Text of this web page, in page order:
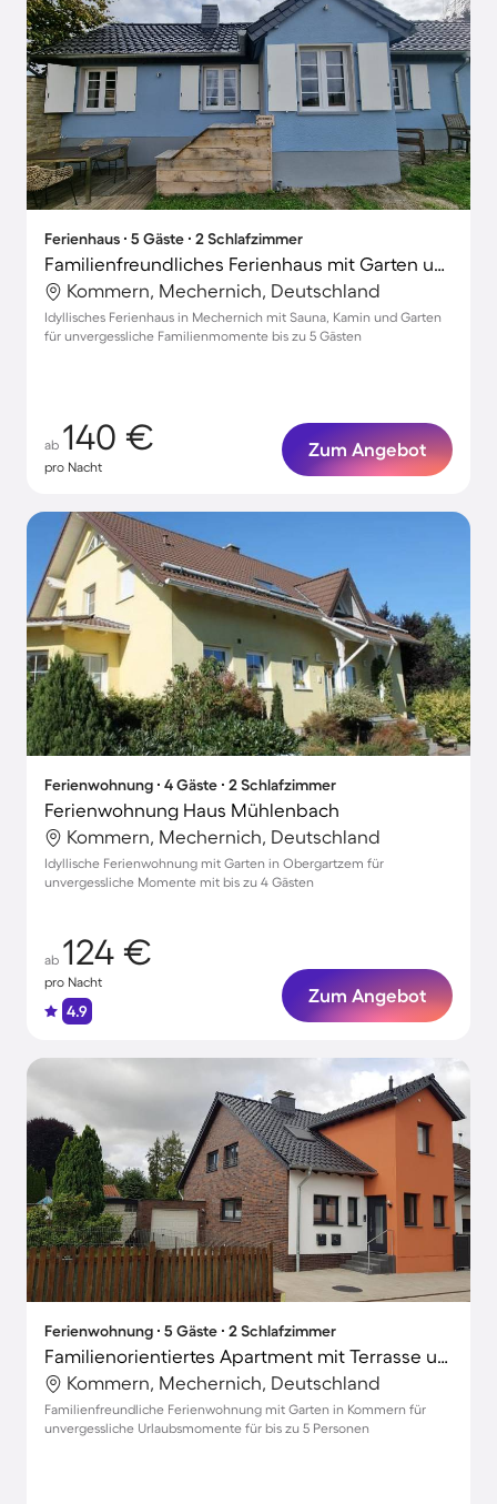
Ferienhaus ∙ 5 Gäste ∙ 2 Schlafzimmer
Familienfreundliches Ferienhaus mit Garten und Sauna | Panoramablick
Kommern, Mechernich, Deutschland
Idyllisches Ferienhaus in Mechernich mit Sauna, Kamin und Garten
für unvergessliche Familienmomente bis zu 5 Gästen
ab 140 €
pro Nacht
Zum Angebot
Ferienwohnung ∙ 4 Gäste ∙ 2 Schlafzimmer
Ferienwohnung Haus Mühlenbach
Kommern, Mechernich, Deutschland
Idyllische Ferienwohnung mit Garten in Obergartzem für
unvergessliche Momente mit bis zu 4 Gästen
ab 124 €
pro Nacht
4.9
Zum Angebot
Ferienwohnung ∙ 5 Gäste ∙ 2 Schlafzimmer
Familienorientiertes Apartment mit Terrasse und Garten
Kommern, Mechernich, Deutschland
Familienfreundliche Ferienwohnung mit Garten in Kommern für
unvergessliche Urlaubsmomente für bis zu 5 Personen